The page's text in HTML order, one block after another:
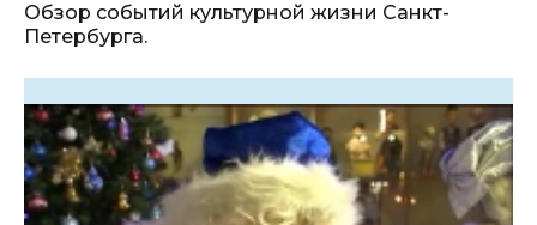
Обзор событий культурной жизни Санкт-
Петербурга.